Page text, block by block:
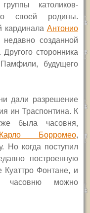
католиков-
своей родины.
кардинала Антонио
созданной
. Другого сторонника
будущего
дали разрешение
ин Траспонтина. К
была часовня,
Карло Борромео,
Но когда поступил
построенную
Фонтане, и
часовню можно